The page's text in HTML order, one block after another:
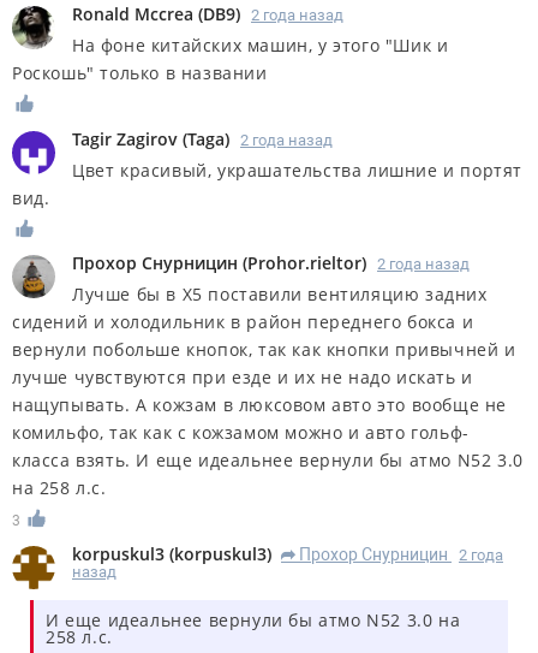
Ronald Mccrea (DB9) 2 года назад
На фоне китайских машин, у этого "Шик и
Роскошь" только в названии
Tagir Zagirov (Taga) 2 года назад
Цвет красивый, украшательства лишние и портят
вид.
Прохор Снурницин (Prohor.rieltor) 2 года назад
Лучше бы в Х5 поставили вентиляцию задних
сидений и холодильник в район переднего бокса и
вернули побольше кнопок, так как кнопки привычней и
лучше чувствуются при езде и их не надо искать и
нащупывать. А кожзам в люксовом авто это вообще не
комильфо, так как с кожзамом можно и авто гольф-
класса взять. И еще идеальнее вернули бы атмо N52 3.0
нa 258 л.с.
3
korpuskul3 (korpuskul3) R Прохор Снурницин
2 года
назад
И еще идеальнее вернули бы атмо N52 3.0 нa
258 л.с.